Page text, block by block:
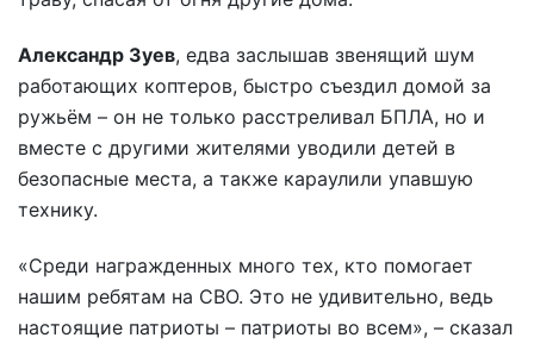
Александр Зуев, едва заслышав звенящий шум
работающих коптеров, быстро съездил домой за
ружьём – он не только расстреливал БПЛА, но и
вместе с другими жителями уводили детей в
безопасные места, а также караулили упавшую
технику.
«Среди награжденных много тех, кто помогает
нашим ребятам на СВО. Это не удивительно, ведь
настоящие патриоты – патриоты во всем», – сказал